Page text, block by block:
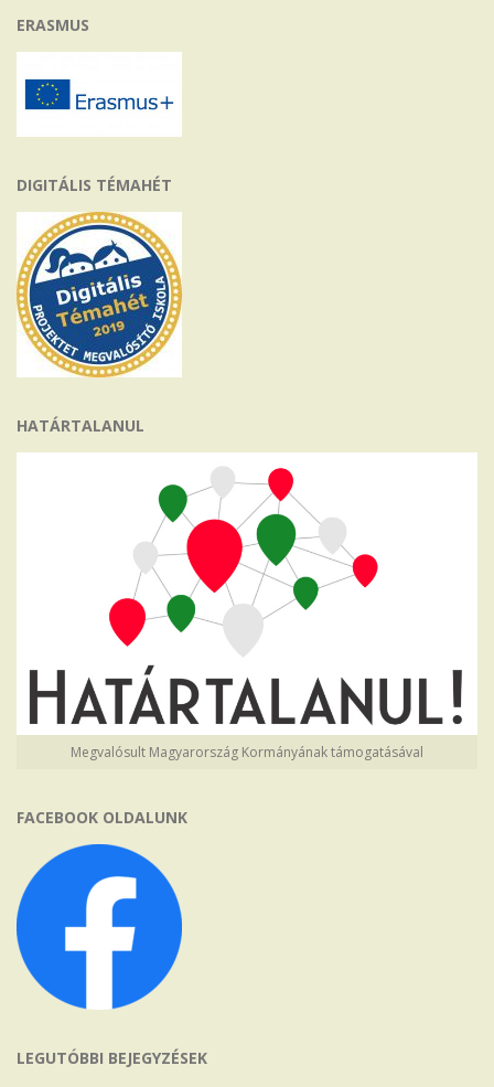
ERASMUS
DIGITÁLIS TÉMAHÉT
HATÁRTALANUL
Megvalósult Magyarország Kormányának támogatásával
FACEBOOK OLDALUNK
LEGUTÓBBI BEJEGYZÉSEK